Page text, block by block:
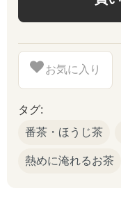
お気に入り
タグ:
番茶・ほうじ茶
熱めに淹れるお茶